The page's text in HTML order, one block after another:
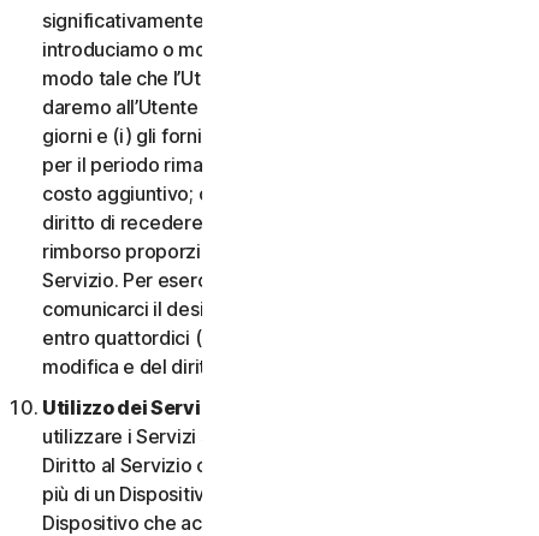
significativamente dannosa per l’Utente o
introduciamo o modifichiamo i criteri di idoneità in
modo tale che l’Utente non abbia più diritto ai Servizi,
daremo all’Utente un preavviso di quattordici (14)
giorni e (i) gli forniremo servizi comparabili o superiori
per il periodo rimanente del Servizio senza alcun
costo aggiuntivo; oppure (ii) concederemo all’Utente il
diritto di recedere dal contratto e ricevere un
rimborso proporzionale per il periodo rimanente del
Servizio. Per esercitare questo diritto, l’Utente deve
comunicarci il desiderio di rescindere il contratto
entro quattordici (14) giorni dalla notifica della
modifica e del diritto di rescissione.
Utilizzo dei Servizi in una rete.
utilizzare i Servizi su una rete a condizione che il
Diritto al Servizio consenta di accedere o utilizzarli su
più di un Dispositivo e a condizione che ogni
Dispositivo che accede a o utilizza i Servizi per i